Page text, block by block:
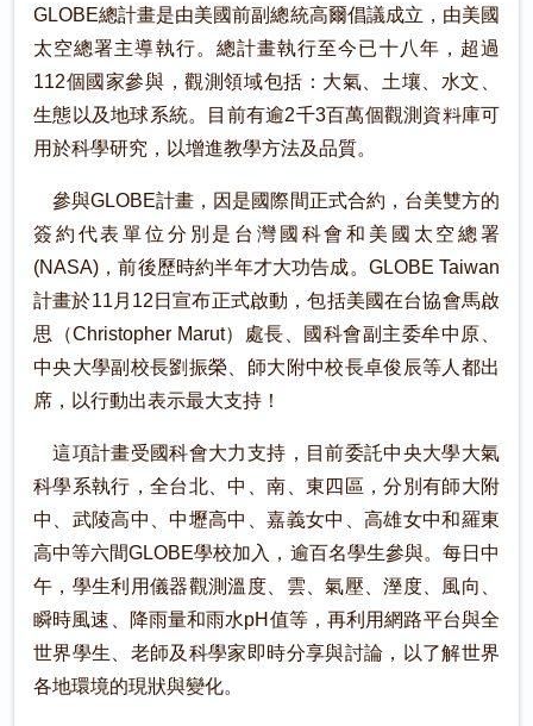
GLOBE總計畫是由美國前副總統高爾倡議成立，由美國
太空總署主導執行。總計畫執行至今已十八年，超過
112個國家參與，觀測領域包括：大氣、土壤、水文、
生態以及地球系統。目前有逾2千3百萬個觀測資料庫可
用於科學研究，以增進教學方法及品質。
參與GLOBE計畫，因是國際間正式合約，台美雙方的
簽約代表單位分別是台灣國科會和美國太空總署
(NASA)，前後歷時約半年才大功告成。GLOBE Taiwan
計畫於11月12日宣布正式啟動，包括美國在台協會馬啟
思（Christopher Marut）處長、國科會副主委牟中原、
中央大學副校長劉振榮、師大附中校長卓俊辰等人都出
席，以行動出表示最大支持！
這項計畫受國科會大力支持，目前委託中央大學大氣
科學系執行，全台北、中、南、東四區，分別有師大附
中、武陵高中、中壢高中、嘉義女中、高雄女中和羅東
高中等六間GLOBE學校加入，逾百名學生參與。每日中
午，學生利用儀器觀測溫度、雲、氣壓、溼度、風向、
瞬時風速、降雨量和雨水pH值等，再利用網路平台與全
世界學生、老師及科學家即時分享與討論，以了解世界
各地環境的現狀與變化。